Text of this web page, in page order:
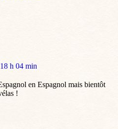
h 04 min
en Espagnol mais bientôt
!